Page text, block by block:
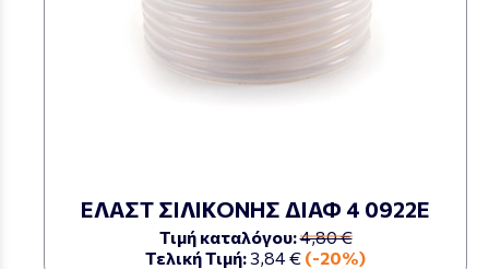
ΕΛΑΣΤ ΣΙΛΙΚΟΝΗΣ ΔΙΑΦ 4 0922Ε
Τιμή καταλόγου:4,80 €
Τελική Τιμή: 3,84 € (-20%)